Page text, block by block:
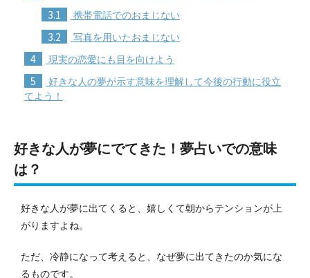
3.1 携帯電話でのおまじない
3.2 写真を用いたおまじない
4 現実の恋愛にも目を向けよう
5
好きな人の夢が示す意味を理解して今後の行動に役立
てよう！
好きな人が夢にでてきた！夢占いでの意味
は？
好きな人が夢に出てくると、嬉しくて朝からテンションが上
がりますよね。
ただ、冷静になって考えると、なぜ夢に出てきたのか気にな
るものです。